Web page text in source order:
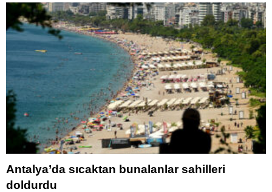
Antalya’da sıcaktan bunalanlar sahilleri
doldurdu